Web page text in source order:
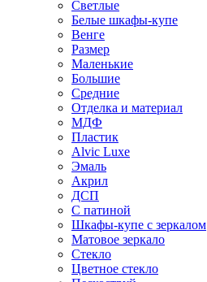
Светлые
Белые шкафы-купе
Венге
Размер
Маленькие
Большие
Средние
Отделка и материал
МДФ
Пластик
Alvic Luxe
Эмаль
Акрил
ДСП
С патиной
Шкафы-купе с зеркалом
Матовое зеркало
Стекло
Цветное стекло